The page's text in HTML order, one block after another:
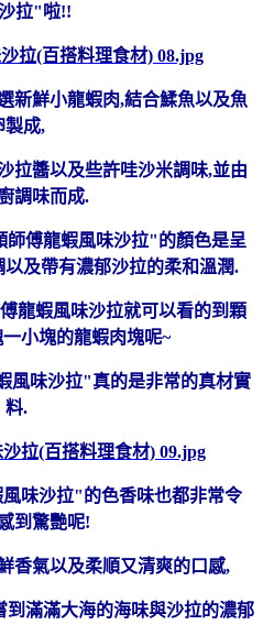
拉"啦!!
新鮮小龍蝦肉,結合鰇魚以及魚
製成,
拉醬以及些許哇沙米調味,並由
調味而成.
師傅龍蝦風味沙拉"的顏色是呈
及帶有濃郁沙拉的柔和溫潤.
龍蝦風味沙拉就可以看的到顆
小塊的龍蝦肉塊呢~
風味沙拉"真的是非常的真材實
料.
味沙拉"的色香味也都非常令
到驚艷呢!
香氣以及柔順又清爽的口感,
滿滿大海的海味與沙拉的濃郁